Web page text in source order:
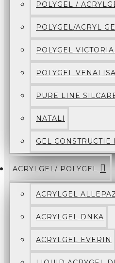
POLYGEL /
POLYGEL/ACRYL
POLYGEL
POLYGEL VENALISA
PURE LINE
NATALI
GEL CONSTRUCTIE
ACRYLGEL/ POLYGEL
ACRYLGEL
ACRYLGEL DNKA
ACRYLGEL EVERIN